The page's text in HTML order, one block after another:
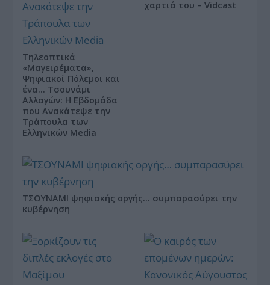
Τηλεοπτικά
«Μαγειρέματα»,
Ψηφιακοί Πόλεμοι και
ένα… Τσουνάμι
Αλλαγών: Η Εβδομάδα
που Ανακάτεψε την
Τράπουλα των
Ελληνικών Media
χαρτιά του – Vidcast
ΤΣΟΥΝΑΜΙ ψηφιακής οργής… συμπαρασύρει την
κυβέρνηση